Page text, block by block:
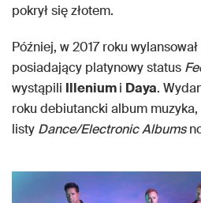
pokrył się złotem.
Później, w 2017 roku
posiadający platynowy status
wystąpili Illeniumi Daya.
roku debiutancki album muzyka,
listy Dance/Electronic Albums